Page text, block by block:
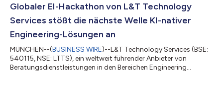
Prozesse und die KI-gestützten Plattformen von LTTS integriert
Globaler EI-Hackathon von L&T Technology
Services stößt die nächste Welle KI-nativer
Engineering-Lösungen an
MÜNCHEN--(BUSINESS WIRE)--L&T Technology Services (BSE:
540115, NSE: LTTS), ein weltweit führender Anbieter von
Beratungsdienstleistungen in den Bereichen Engineering